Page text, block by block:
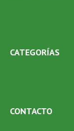
CATEGORÍAS
CONTACTO